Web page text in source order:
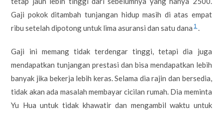
Gaji pokok ditambah tunjangan hidup masih di atas empat
ribu setelah dipotong untuk lima asuransi dan satu dana 1 .
Gaji ini memang tidak terdengar tinggi, tetapi dia juga
mendapatkan tunjangan prestasi dan bisa mendapatkan lebih
banyak jika bekerja lebih keras. Selama dia rajin dan bersedia,
tidak akan ada masalah membayar cicilan rumah. Dia meminta
Yu Hua untuk tidak khawatir dan mengambil waktu untuk